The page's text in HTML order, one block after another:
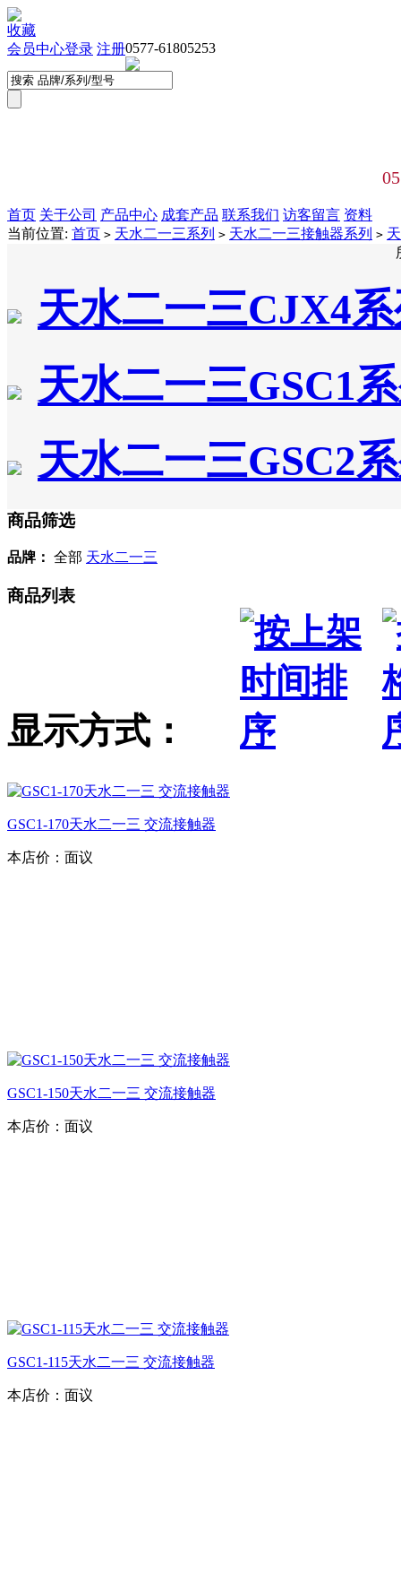
收藏
0577-61805253
登录 注册
会员中心
首页 关于公司 产品中心 成套产品 联系我们 访客留言 资料
当前位置: 首页 > 天水二一三系列 > 天水二一三接触器系列 >
天水二一三CJX4
天水二一三GSC1
天水二一三GSC2
商品筛选
品牌： 全部 天水二一三
商品列表
显示方式：
GSC1-170天水二一三 交流接触器
本店价： 面议
GSC1-150天水二一三 交流接触器
本店价： 面议
GSC1-115天水二一三 交流接触器
本店价： 面议